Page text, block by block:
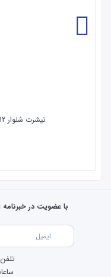
تیشرت شلوار 3812 Berland راحتی مردانه ترک
با عضویت در
تلفن
ساعات